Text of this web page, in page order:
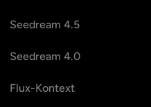
Seedream 4.5
Seedream 4.0
Flux-Kontext